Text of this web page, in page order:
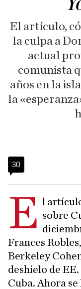
El artículo,
la culpa a
actual
comunista
años en la
la
30
E l
sobre
Frances
Berkeley
deshielo de
Cuba. Ahora